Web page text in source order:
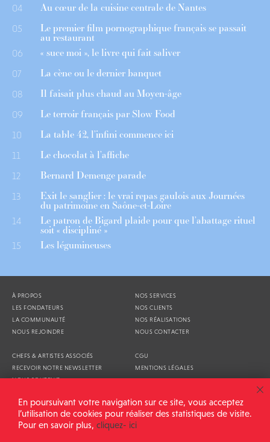
04 Au cœur de la cuisine centrale de Nantes
05 Le premier film pornographique français se passait
au restaurant
06 « suce moi », le livre qui fait saliver
07 La cène ou le dernier banquet
08 Il faisait plus chaud au Moyen-âge
09 Le terroir français par Slow Food
10 La table 42, l’infini commence ici
11 Le chocolat à l’affiche
12 Bernard Demenge parade
13 Exit le sanglier : le vrai repas gaulois aux Journées
du patrimoine en Saône-et-Loire
14 Le patron de Bigard plaide pour que l’abattage rituel
soit « discipliné »
15 Les légumineuses
À PROPOS
LES FONDATEURS
LA COMMUNAUTÉ
NOUS REJOINDRE
NOS SERVICES
NOS CLIENTS
NOS RÉALISATIONS
NOUS CONTACTER
CHEFS & ARTISTES ASSOCIÉS
RECEVOIR NOTRE NEWSLETTER
NOUS SOUTENIR
CGU
MENTIONS LÉGALES
ALIMENTATION GÉNÉRALE © 2026
En poursuivant votre navigation sur ce site, vous acceptez
l’utilisation de cookies pour réaliser des statistiques de visite.
Pour en savoir plus, cliquez- ici